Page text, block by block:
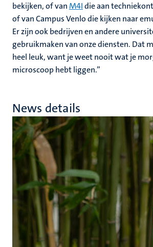
bekijken, of vanM4Idie aan
of van Campus Venlo die kijken naar
Er zijn ook bedrijven en andere
gebruikmaken van onze diensten. Dat
heel leuk, want je weet nooit wat je
microscoop hebt liggen.”
News details